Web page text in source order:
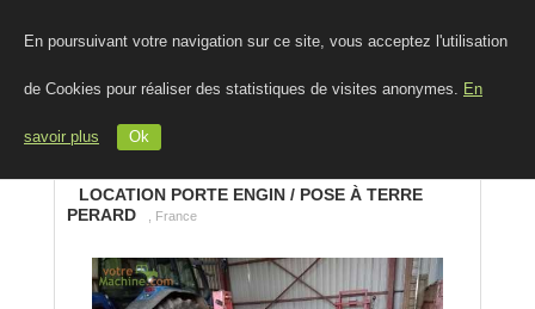
En poursuivant votre navigation sur ce site, vous acceptez l'utilisation
de Cookies pour réaliser des statistiques de visites anonymes. En
savoir plus Ok
LOCATION PORTE ENGIN / POSE À TERRE
PERARD
, France